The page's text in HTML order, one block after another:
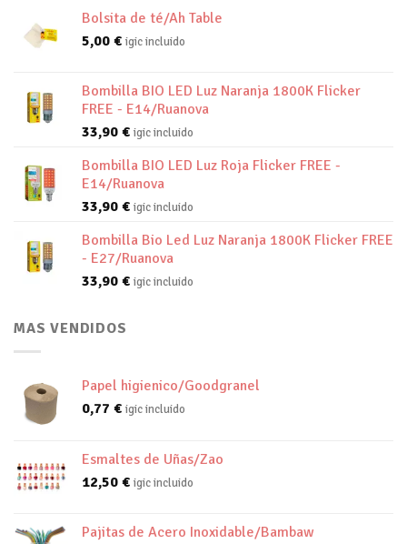
Bolsita de té/Ah Table
5,00 € igic incluido
Bombilla BIO LED Luz Naranja 1800K Flicker
FREE - E14/Ruanova
33,90 € igic incluido
Bombilla BIO LED Luz Roja Flicker FREE -
E14/Ruanova
33,90 € igic incluido
Bombilla Bio Led Luz Naranja 1800K Flicker FREE
- E27/Ruanova
33,90 € igic incluido
MAS VENDIDOS
Papel higienico/Goodgranel
0,77 € igic incluido
Esmaltes de Uñas/Zao
12,50 € igic incluido
Pajitas de Acero Inoxidable/Bambaw